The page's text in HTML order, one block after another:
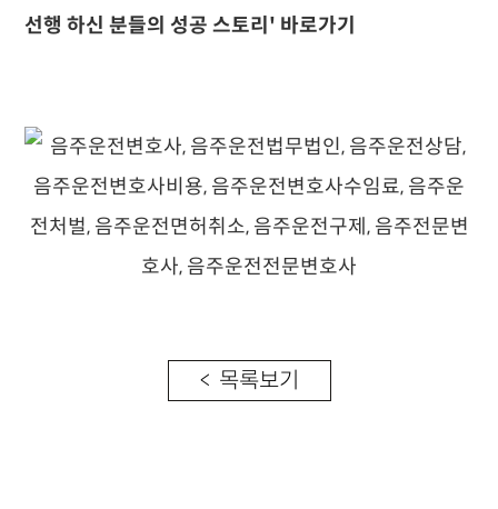
선행 하신 분들의 성공 스토리' 바로가기
< 목록보기